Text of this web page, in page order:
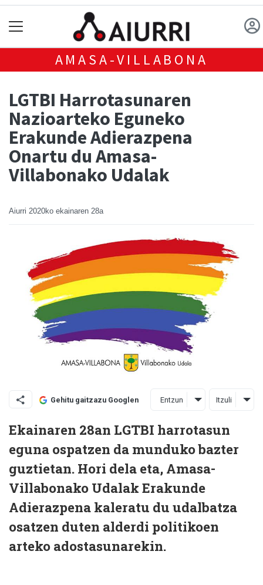
AMASA-VILLABONA
LGTBI Harrotasunaren
Nazioarteko Eguneko
Erakunde Adierazpena
Onartu du Amasa-
Villabonako Udalak
Aiurri 2020ko ekainaren 28a
Gehitu gaitzazu Googlen Entzun Itzuli
Ekainaren 28an LGTBI harrotasun
eguna ospatzen da munduko bazter
guztietan. Hori dela eta, Amasa-
Villabonako Udalak Erakunde
Adierazpena kaleratu du udalbatza
osatzen duten alderdi politikoen
arteko adostasunarekin.